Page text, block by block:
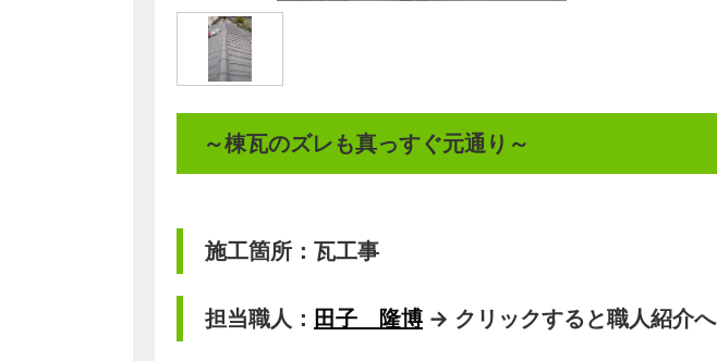
～棟瓦のズレも真っすぐ元通り ～
施工箇所：瓦工事
担当職人： 田子 隆博 → クリックすると職人紹介へ